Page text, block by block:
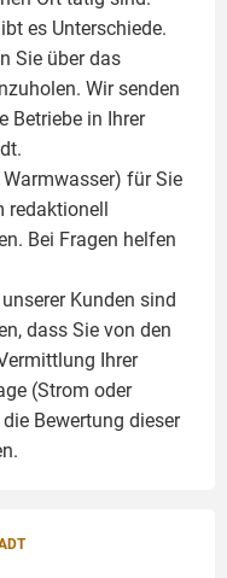
es Unterschiede.
Sie über das
Wir senden
Betriebe in Ihrer
für Sie
Bei Fragen helfen
Kunden sind
dass Sie von den
Ihrer
(Strom oder
Bewertung dieser